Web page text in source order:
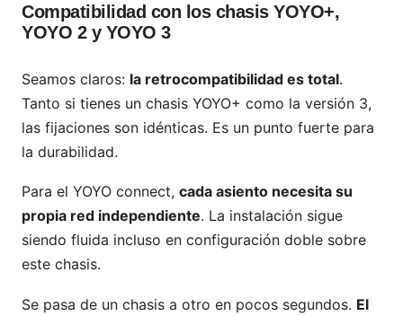
Compatibilidad con los chasis YOYO+,
YOYO 2 y YOYO 3
Seamos claros: la retrocompatibilidad es total.
Tanto si tienes un chasis YOYO+ como la versión 3,
las fijaciones son idénticas. Es un punto fuerte para
la durabilidad.
Para el YOYO connect, cada asiento necesita su
propia red independiente. La instalación sigue
siendo fluida incluso en configuración doble sobre
este chasis.
Se pasa de un chasis a otro en pocos segundos. El